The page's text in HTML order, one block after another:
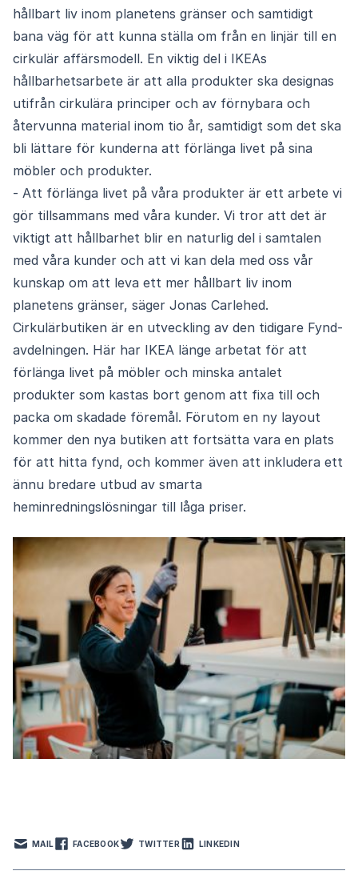
hållbart liv inom planetens gränser och samtidigt
bana väg för att kunna ställa om från en linjär till en
cirkulär affärsmodell. En viktig del i IKEAs
hållbarhetsarbete är att alla produkter ska designas
utifrån cirkulära principer och av förnybara och
återvunna material inom tio år, samtidigt som det ska
bli lättare för kunderna att förlänga livet på sina
möbler och produkter.
- Att förlänga livet på våra produkter är ett arbete vi
gör tillsammans med våra kunder. Vi tror att det är
viktigt att hållbarhet blir en naturlig del i samtalen
med våra kunder och att vi kan dela med oss vår
kunskap om att leva ett mer hållbart liv inom
planetens gränser, säger Jonas Carlehed.
Cirkulärbutiken är en utveckling av den tidigare Fynd-
avdelningen. Här har IKEA länge arbetat för att
förlänga livet på möbler och minska antalet
produkter som kastas bort genom att fixa till och
packa om skadade föremål. Förutom en ny layout
kommer den nya butiken att fortsätta vara en plats
för att hitta fynd, och kommer även att inkludera ett
ännu bredare utbud av smarta
heminredningslösningar till låga priser.
MAIL FACEBOOK TWITTER LINKEDIN